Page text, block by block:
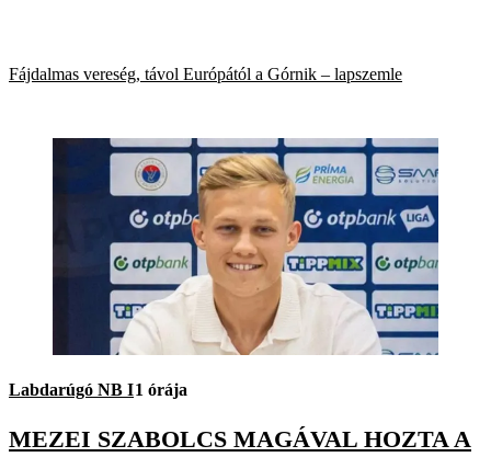
Fájdalmas vereség, távol Európától a Górnik – lapszemle
Labdarúgó NB I1 órája
MEZEI SZABOLCS MAGÁVAL HOZTA A